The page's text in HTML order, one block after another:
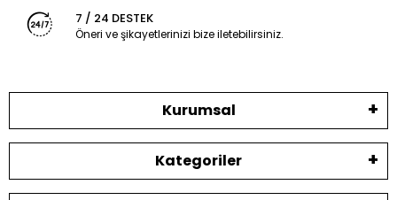
7 / 24 DESTEK
Öneri ve şikayetlerinizi bize iletebilirsiniz.
Kurumsal
Kategoriler